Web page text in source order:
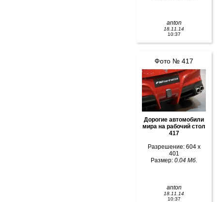
anton
18.11.14
10:37
Фото № 417
Дорогие автомобили
мира на рабочий стол
417
Разрешение: 604 x
401
Размер: 0.04 Мб.
anton
18.11.14
10:37